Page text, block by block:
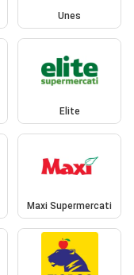
Unes
Elite
Maxi Supermercati